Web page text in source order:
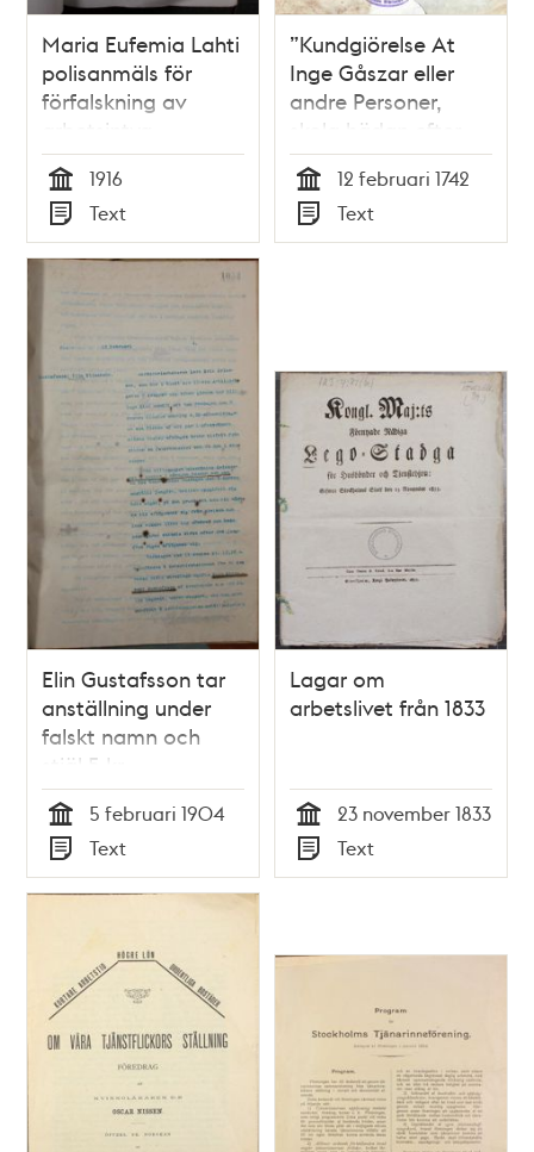
Maria Eufemia Lahti
polisanmäls för
förfalskning av
arbetsintyg -
polisrapport 1916
Tid
1916
Typ
Text
”Kundgiörelse At
Inge Gåszar eller
andre Personer,
skola hädan efter
åka på Kiälckar eller
små Slädor,
hwarcken i Staden
eller på Malmarne
Tid
12 februari 1742
Typ
Text
Elin Gustafsson tar
anställning under
falskt namn och
stjäl 5 kr
Tid
5 februari 1904
Typ
Text
Lagar om
arbetslivet från 1833
Tid
23 november 1833
Typ
Text